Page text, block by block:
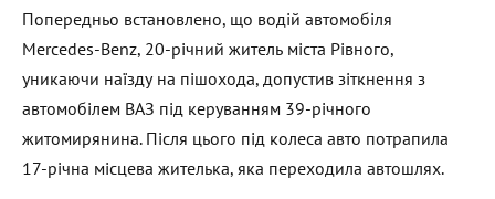
Попередньо встановлено, що водій автомобіля
Mercedes-Benz, 20-річний житель міста Рівного,
уникаючи наїзду на пішохода, допустив зіткнення з
автомобілем ВАЗ під керуванням 39-річного
житомирянина. Після цього під колеса авто потрапила
17-річна місцева жителька, яка переходила автошлях.